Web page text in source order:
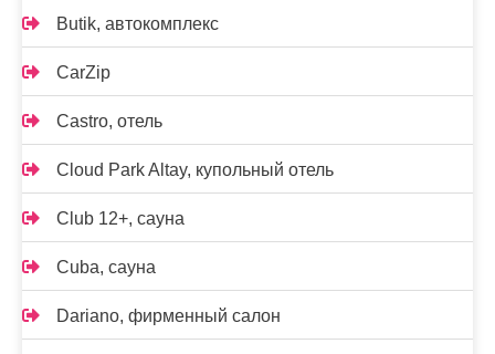
Butik, автокомплекс
CarZip
Castro, отель
Cloud Park Altay, купольный отель
Club 12+, сауна
Cuba, сауна
Dariano, фирменный салон